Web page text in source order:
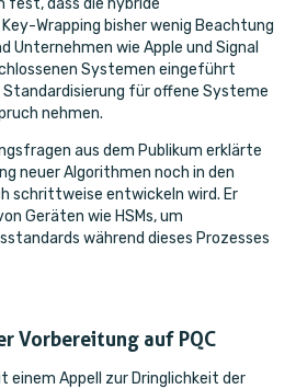
Wrapping bisher wenig Beachtung
Unternehmen wie Apple und Signal
Systemen eingeführt
Standardisierung für offene Systeme
nehmen.
aus dem Publikum erklärte
neuer Algorithmen noch in den
schrittweise entwickeln wird. Er
Geräten wie HSMs, um
während dieses Prozesses
Vorbereitung auf PQC
einem Appell zur Dringlichkeit der